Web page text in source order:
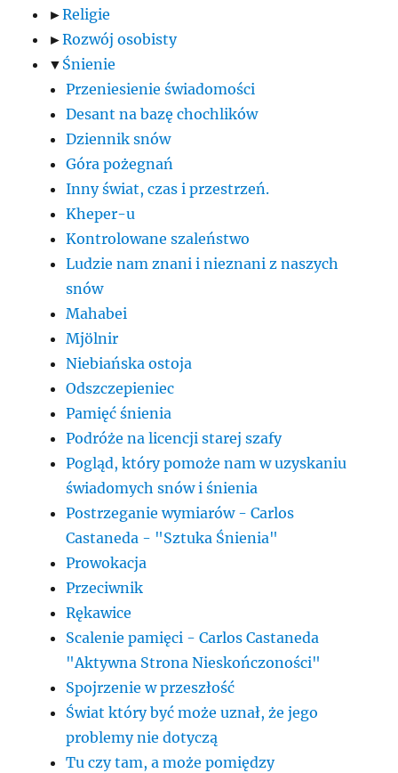
►Religie
►Rozwój osobisty
▼ Śnienie
Przeniesienie świadomości
Desant na bazę chochlików
Dziennik snów
Góra pożegnań
Inny świat, czas i przestrzeń.
Kheper-u
Kontrolowane szaleństwo
Ludzie nam znani i nieznani z naszych
snów
Mahabei
Mjölnir
Niebiańska ostoja
Odszczepieniec
Pamięć śnienia
Podróże na licencji starej szafy
Pogląd, który pomoże nam w uzyskaniu
świadomych snów i śnienia
Postrzeganie wymiarów - Carlos
Castaneda - "Sztuka Śnienia"
Prowokacja
Przeciwnik
Rękawice
Scalenie pamięci - Carlos Castaneda
"Aktywna Strona Nieskończoności"
Spojrzenie w przeszłość
Świat który być może uznał, że jego
problemy nie dotyczą
Tu czy tam, a może pomiędzy